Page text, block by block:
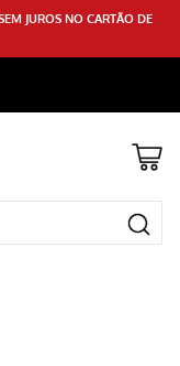
JUROS NO CARTÃO DE